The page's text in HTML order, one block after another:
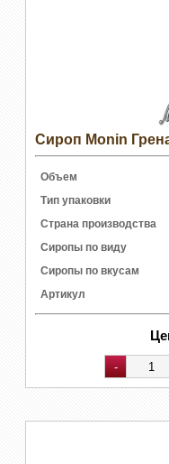
Сироп Monin
Объем
Тип упаковки
Страна производства
Сиропы по виду
Сиропы по вкусам
Артикул